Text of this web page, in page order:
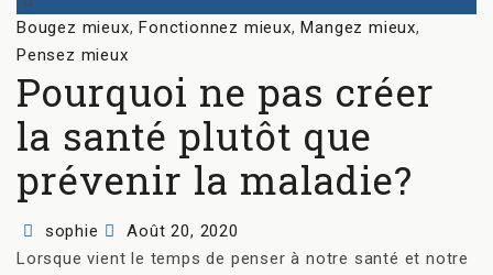
Categories
Bougez mieux,Fonctionnez mieux,Mangez mieux,
Pensez mieux
Pourquoi ne pas créer
la santé plutôt que
prévenir la maladie?
Author
sophie
Posted
on
Août 20, 2020
Lorsque vient le temps de penser à notre santé et notre